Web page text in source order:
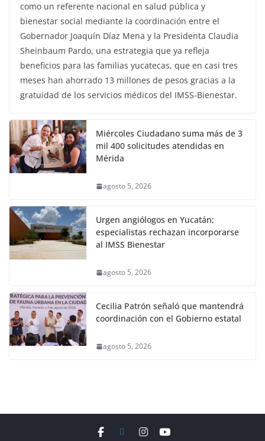
como un referente nacional en salud pública y
bienestar social mediante la coordinación entre el
Gobernador Joaquín Díaz Mena y la Presidenta Claudia
Sheinbaum Pardo, una estrategia que ya refleja
beneficios para las familias yucatecas, que en casi tres
meses han ahorrado 13 millones de pesos gracias a la
gratuidad de los servicios médicos del IMSS-Bienestar.
Miércoles Ciudadano suma más de 3
mil 400 solicitudes atendidas en
Mérida
agosto 5, 2026
Urgen angiólogos en Yucatán;
especialistas rechazan incorporarse
al IMSS Bienestar
agosto 5, 2026
Cecilia Patrón señaló que mantendrá
coordinación con el Gobierno estatal
agosto 5, 2026